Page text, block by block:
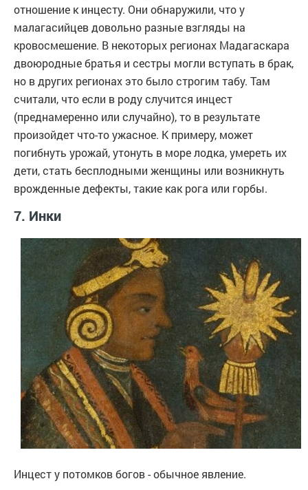
отношение к инцесту. Они обнаружили, что у
малагасийцев довольно разные взгляды на
кровосмешение. В некоторых регионах Мадагаскара
двоюродные братья и сестры могли вступать в брак,
но в других регионах это было строгим табу. Там
считали, что если в роду случится инцест
(преднамеренно или случайно), то в результате
произойдет что-то ужасное. К примеру, может
погибнуть урожай, утонуть в море лодка, умереть их
дети, стать бесплодными женщины или возникнуть
врожденные дефекты, такие как рога или горбы.
7. Инки
Инцест у потомков богов - обычное явление.